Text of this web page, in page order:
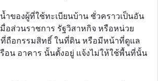
ำของผู้ที่ใช้ทะเบียนบ้าน ชั่วคราวเป็นอัน
อส่วนราชการ รัฐวิสาหกิจ หรือหน่วย
ที่ถือกรรมสิทธิ์ ในที่ดิน หรือมีหน้าที่ดูแล
อน อาคาร นั้นตั้งอยู่ แจ้งไม่ให้ใช้พื้นที่นั้น